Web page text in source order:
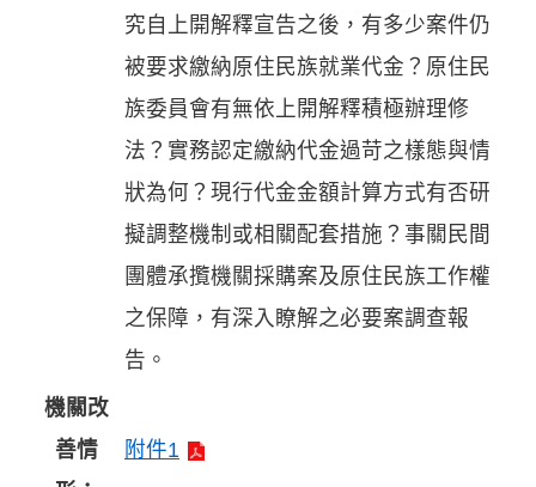
究自上開解釋宣告之後，有多少案件仍
被要求繳納原住民族就業代金？原住民
族委員會有無依上開解釋積極辦理修
法？實務認定繳納代金過苛之樣態與情
狀為何？現行代金金額計算方式有否研
擬調整機制或相關配套措施？事關民間
團體承攬機關採購案及原住民族工作權
之保障，有深入瞭解之必要案調查報
告。
機關改
善情
附件1